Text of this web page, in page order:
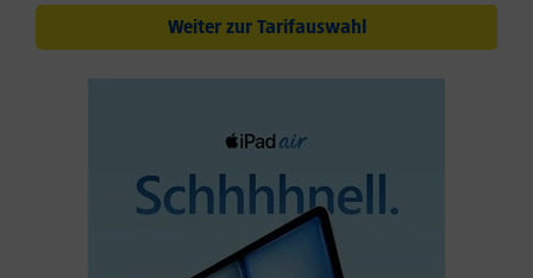
Weiter zur Tarifauswahl